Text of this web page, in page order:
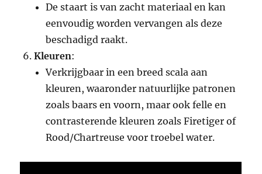
De staart is van zacht materiaal en kan
eenvoudig worden vervangen als deze
beschadigd raakt.
Kleuren:
Verkrijgbaar in een breed scala aan
kleuren, waaronder natuurlijke patronen
zoals baars en voorn, maar ook felle en
contrasterende kleuren zoals Firetiger of
Rood/Chartreuse voor troebel water.